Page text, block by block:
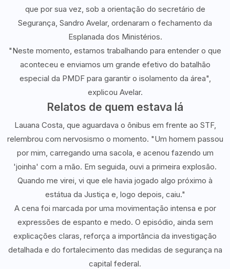
que por sua vez, sob a orientação do secretário de
Segurança, Sandro Avelar, ordenaram o fechamento da
Esplanada dos Ministérios.
"Neste momento, estamos trabalhando para entender o que
aconteceu e enviamos um grande efetivo do batalhão
especial da PMDF para garantir o isolamento da área",
explicou Avelar.
Relatos de quem estava lá
Lauana Costa, que aguardava o ônibus em frente ao STF,
relembrou com nervosismo o momento. "Um homem passou
por mim, carregando uma sacola, e acenou fazendo um
'joinha' com a mão. Em seguida, ouvi a primeira explosão.
Quando me virei, vi que ele havia jogado algo próximo à
estátua da Justiça e, logo depois, caiu."
A cena foi marcada por uma movimentação intensa e por
expressões de espanto e medo. O episódio, ainda sem
explicações claras, reforça a importância da investigação
detalhada e do fortalecimento das medidas de segurança na
capital federal.